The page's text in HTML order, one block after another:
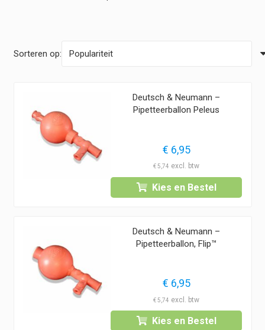
Sorteren op:
Deutsch & Neumann –
Pipetteerballon Peleus
€ 6,95
€5,74
Kies en Bestel
Deutsch & Neumann –
Pipetteerballon, Flip™
€ 6,95
€5,74
Kies en Bestel